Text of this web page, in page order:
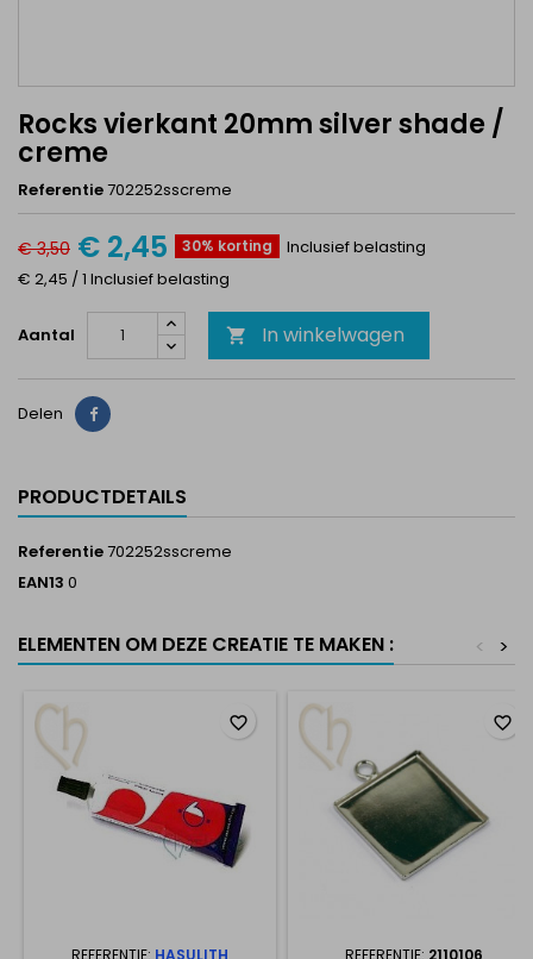
Rocks vierkant 20mm silver shade /
creme
Referentie702252sscreme
€ 3,50 € 2,45 30% korting
Inclusief belasting
€ 2,45 / 1 Inclusief belasting
Aantal  In winkelwagen
Delen Delen
PRODUCTDETAILS
Referentie702252sscreme
EAN13 0
ELEMENTEN OM DEZE CREATIE TE MAKEN : >
<
REFERENTIE: HASULITH
favorite_border
REFERENTIE: 2110106
favorite_border